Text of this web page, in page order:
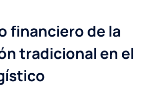
financiero de la
tradicional en el